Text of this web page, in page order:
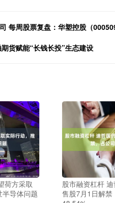
每周股票复盘：华塑控股（
货赋能“长钱长投”生态建设
荷方采取
导体问题
股市融资杠杆
售股7月1日解禁